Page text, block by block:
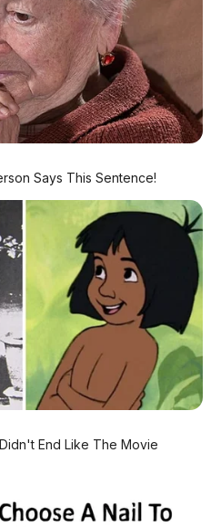
PHEV – Irit
4-silinder, 124 kW
Says This Sentence!
End Like The Movie